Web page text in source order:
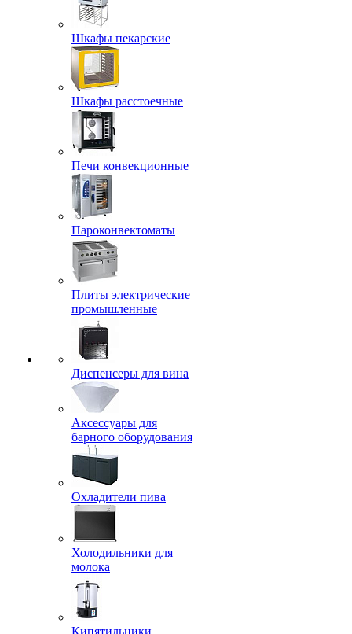
Шкафы пекарские
Шкафы расстоечные
Печи конвекционные
Пароконвектоматы
Плиты электрические
промышленные
Диспенсеры для вина
Аксессуары для
барного оборудования
Охладители пива
Холодильники для
молока
Кипятильники